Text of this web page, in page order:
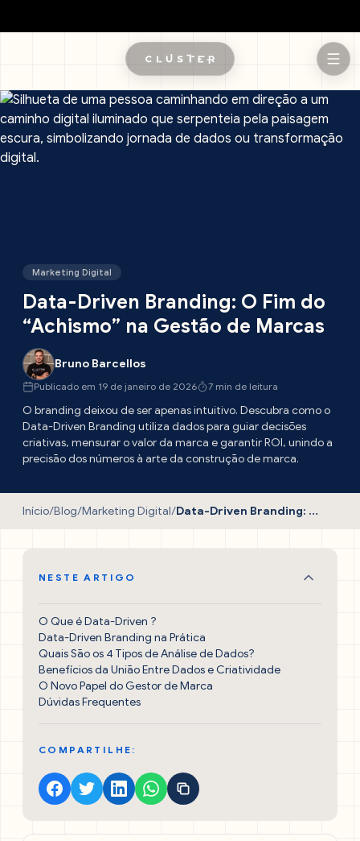
Pular para o conteúdo principal
Marketing Digital
Data-Driven Branding: O Fim do
“Achismo” na Gestão de Marcas
Bruno Barcellos
Publicado em 19 de janeiro de 2026 7 min de leitura
O branding deixou de ser apenas intuitivo. Descubra como o
Data-Driven Branding utiliza dados para guiar decisões
criativas, mensurar o valor da marca e garantir ROI, unindo a
precisão dos números à arte da construção de marca.
Início/Blog/Marketing Digital/ Data-Driven Branding: O Fim do “Achismo” na Gestão de Marcas
NESTE ARTIGO
O Que é Data-Driven ?
Data-Driven Branding na Prática
Quais São os 4 Tipos de Análise de Dados?
Benefícios da União Entre Dados e Criatividade
O Novo Papel do Gestor de Marca
Dúvidas Frequentes
COMPARTILHE: